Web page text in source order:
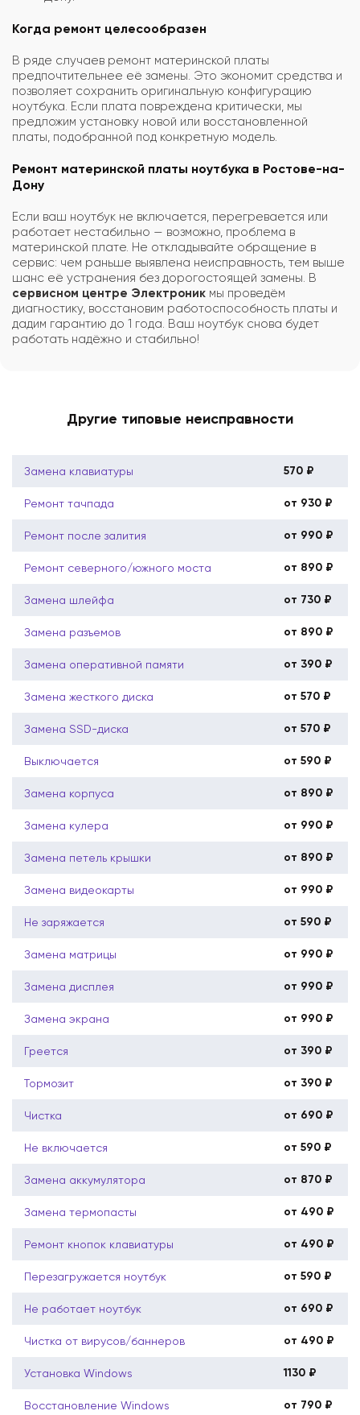
Когда ремонт целесообразен
В ряде случаев ремонт материнской платы
предпочтительнее её замены. Это экономит средства и
позволяет сохранить оригинальную конфигурацию
ноутбука. Если плата повреждена критически, мы
предложим установку новой или восстановленной
платы, подобранной под конкретную модель.
Ремонт материнской платы ноутбука в Ростове-на-
Дону
Если ваш ноутбук не включается, перегревается или
работает нестабильно — возможно, проблема в
материнской плате. Не откладывайте обращение в
сервис: чем раньше выявлена неисправность, тем выше
шанс её устранения без дорогостоящей замены. В
сервисном центре Электроник мы проведём
диагностику, восстановим работоспособность платы и
дадим гарантию до 1 года. Ваш ноутбук снова будет
работать надёжно и стабильно!
Другие типовые неисправности
Замена клавиатуры 570 ₽
Ремонт тачпада от 930 ₽
Ремонт после залития от 990 ₽
Ремонт северного/южного моста от 890 ₽
Замена шлейфа от 730 ₽
Замена разъемов от 890 ₽
Замена оперативной памяти от 390 ₽
Замена жесткого диска от 570 ₽
Замена SSD-диска от 570 ₽
Выключается от 590 ₽
Замена корпуса от 890 ₽
Замена кулера от 990 ₽
Замена петель крышки от 890 ₽
Замена видеокарты от 990 ₽
Не заряжается от 590 ₽
Замена матрицы от 990 ₽
Замена дисплея от 990 ₽
Замена экрана от 990 ₽
Греется от 390 ₽
Тормозит от 390 ₽
Чистка от 690 ₽
Не включается от 590 ₽
Замена аккумулятора от 870 ₽
Замена термопасты от 490 ₽
Ремонт кнопок клавиатуры от 490 ₽
Перезагружается ноутбук от 590 ₽
Не работает ноутбук от 690 ₽
Чистка от вирусов/баннеров от 490 ₽
Установка Windows 1130 ₽
Восстановление Windows от 790 ₽